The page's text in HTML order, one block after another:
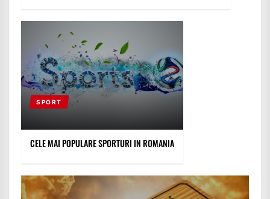
SPORT
CELE MAI POPULARE SPORTURI IN ROMANIA